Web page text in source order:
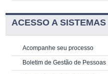
ACESSO A SISTEMAS
Acompanhe seu processo
Boletim de Gestão de Pessoas